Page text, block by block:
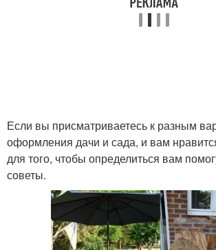
Если вы присматриваетесь к разным
оформления дачи и сада, и вам
для того, чтобы определиться вам
советы.